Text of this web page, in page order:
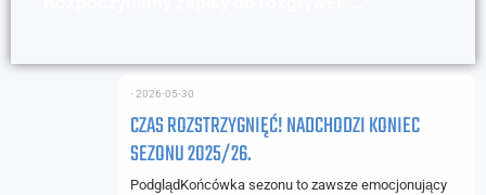
CZAS ROZSTRZYGNIĘĆ! NADCHODZI KONIEC
SEZONU 2025/26.
⋅ 2026-05-30
PodglądKońcówka sezonu to zawsze emocjonujący